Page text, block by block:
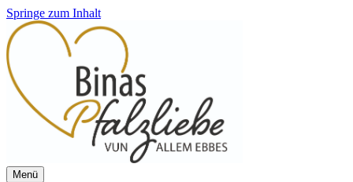
Springe zum Inhalt
Menü